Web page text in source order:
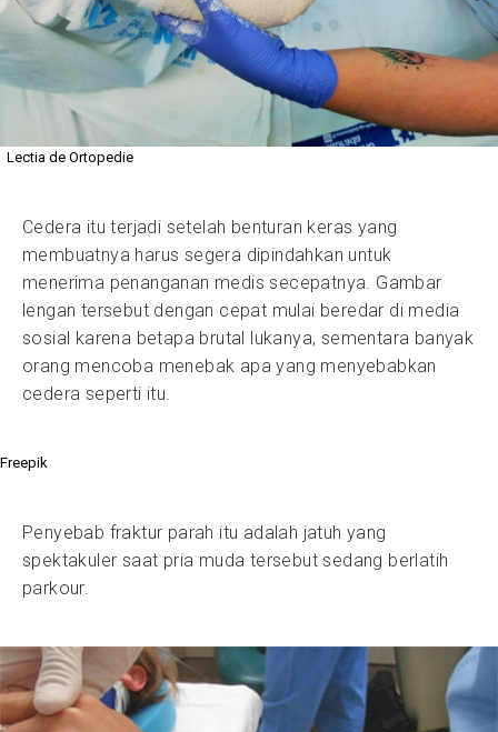
Lectia de Ortopedie
Cedera itu terjadi setelah benturan keras yang
membuatnya harus segera dipindahkan untuk
menerima penanganan medis secepatnya. Gambar
lengan tersebut dengan cepat mulai beredar di media
sosial karena betapa brutal lukanya, sementara banyak
orang mencoba menebak apa yang menyebabkan
cedera seperti itu.
Freepik
Penyebab fraktur parah itu adalah jatuh yang
spektakuler saat pria muda tersebut sedang berlatih
parkour.